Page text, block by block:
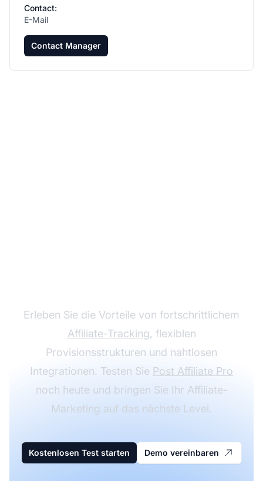
Contact:
E-Mail
Contact Manager
Erleben Sie die Vorteile von fortschrittlichem
Affiliate-Tracking, flexiblen
Provisionsstrukturen und nahtlosen
Integrationen. Testen Sie Post Affiliate Pro
noch heute und bringen Sie Ihr Affiliate-
Marketing auf das nächste Level.
Kostenlosen Test starten Demo vereinbaren